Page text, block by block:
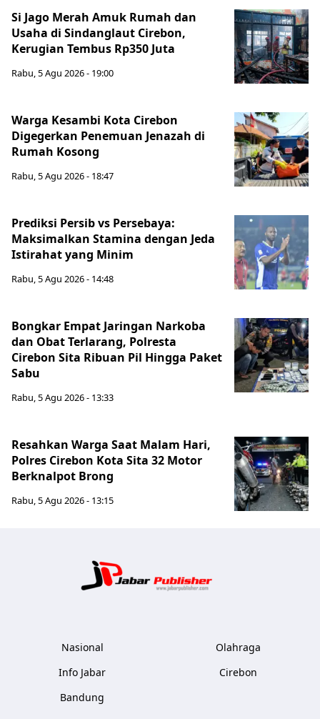
Si Jago Merah Amuk Rumah dan
Usaha di Sindanglaut Cirebon,
Kerugian Tembus Rp350 Juta
Rabu, 5 Agu 2026 - 19:00
Warga Kesambi Kota Cirebon
Digegerkan Penemuan Jenazah di
Rumah Kosong
Rabu, 5 Agu 2026 - 18:47
Prediksi Persib vs Persebaya:
Maksimalkan Stamina dengan Jeda
Istirahat yang Minim
Rabu, 5 Agu 2026 - 14:48
Bongkar Empat Jaringan Narkoba
dan Obat Terlarang, Polresta
Cirebon Sita Ribuan Pil Hingga Paket
Sabu
Rabu, 5 Agu 2026 - 13:33
Resahkan Warga Saat Malam Hari,
Polres Cirebon Kota Sita 32 Motor
Berknalpot Brong
Rabu, 5 Agu 2026 - 13:15
Nasional
Info Jabar
Bandung
Olahraga
Cirebon